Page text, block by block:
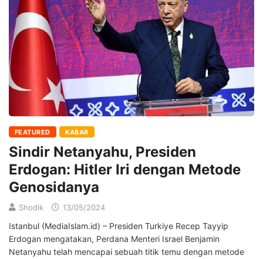
FEATURED KABAR
Sindir Netanyahu, Presiden
Erdogan: Hitler Iri dengan Metode
Genosidanya
Shodik 13/05/2024
Istanbul (MediaIslam.id) – Presiden Turkiye Recep Tayyip
Erdogan mengatakan, Perdana Menteri Israel Benjamin
Netanyahu telah mencapai sebuah titik temu dengan metode